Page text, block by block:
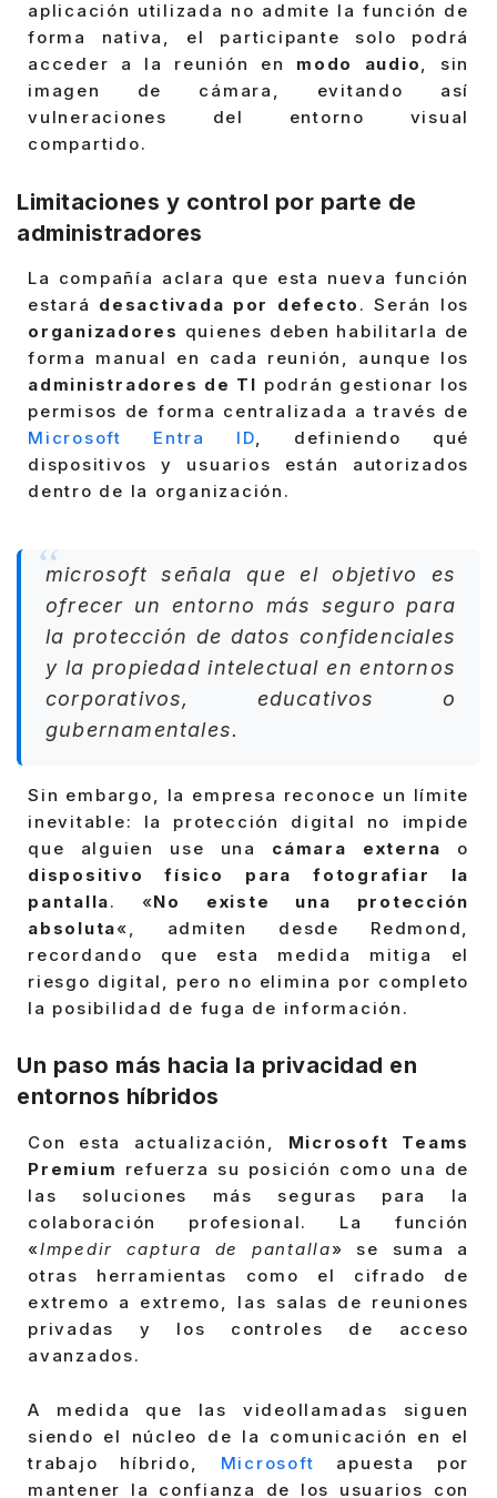
aplicación utilizada no admite la función de
forma nativa, el participante solo podrá
acceder a la reunión en modo audio, sin
imagen de cámara, evitando así
vulneraciones del entorno visual
compartido.
Limitaciones y control por parte de
administradores
La compañía aclara que esta nueva función
estará desactivada por defecto . Serán los
organizadores quienes deben habilitarla de
forma manual en cada reunión, aunque los
administradores de TI podrán gestionar los
permisos de forma centralizada a través de
Microsoft Entra ID, definiendo qué
dispositivos y usuarios están autorizados
dentro de la organización.
microsoft señala que el objetivo es
ofrecer un entorno más seguro para
la protección de datos confidenciales
y la propiedad intelectual en entornos
corporativos, educativos o
gubernamentales.
Sin embargo, la empresa reconoce un límite
inevitable: la protección digital no impide
que alguien use una
cámara externa
o
dispositivo físico para fotografiar la
pantalla. «No existe una protección
absoluta«, admiten desde Redmond,
recordando que esta medida mitiga el
riesgo digital, pero no elimina por completo
la posibilidad de fuga de información.
Un paso más hacia la privacidad en
entornos híbridos
Con esta actualización, Microsoft Teams
Premium refuerza su posición como una de
las soluciones más seguras para la
colaboración profesional. La función
«Impedir captura de pantalla» se suma a
otras herramientas como el cifrado de
extremo a extremo, las salas de reuniones
privadas y los controles de acceso
avanzados.
A medida que las videollamadas siguen
siendo el núcleo de la comunicación en el
trabajo híbrido, Microsoft apuesta por
mantener la confianza de los usuarios con